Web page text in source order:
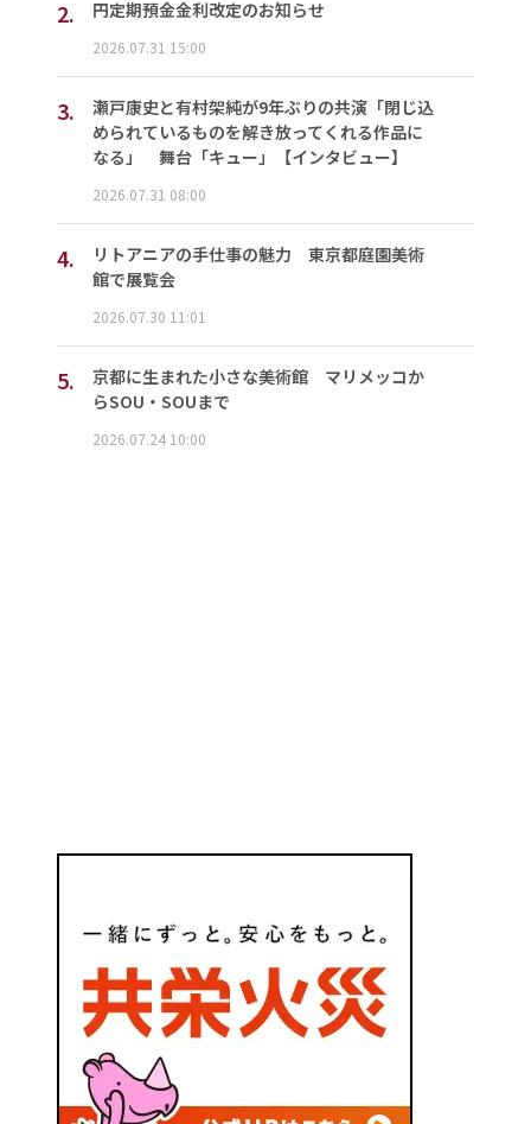
2. 円定期預金金利改定のお知らせ
2026.07.31 15:00
3.
瀬戸康史と有村架純が9年ぶりの共演「閉じ込
められているものを解き放ってくれる作品に
なる」 舞台「キュー」【インタビュー】
2026.07.31 08:00
4.
リトアニアの手仕事の魅力 東京都庭園美術
館で展覧会
2026.07.30 11:01
5.
京都に生まれた小さな美術館 マリメッコか
らSOU・SOUまで
2026.07.24 10:00